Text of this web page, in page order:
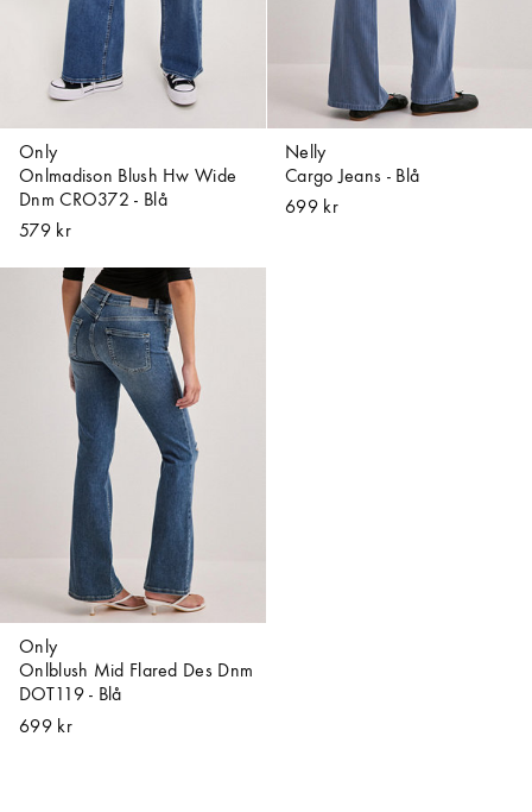
Only
Onlmadison Blush Hw Wide
Dnm CRO372 - Blå
579 kr
Nelly
Cargo Jeans - Blå
699 kr
Only
Onlblush Mid Flared Des Dnm
DOT119 - Blå
699 kr